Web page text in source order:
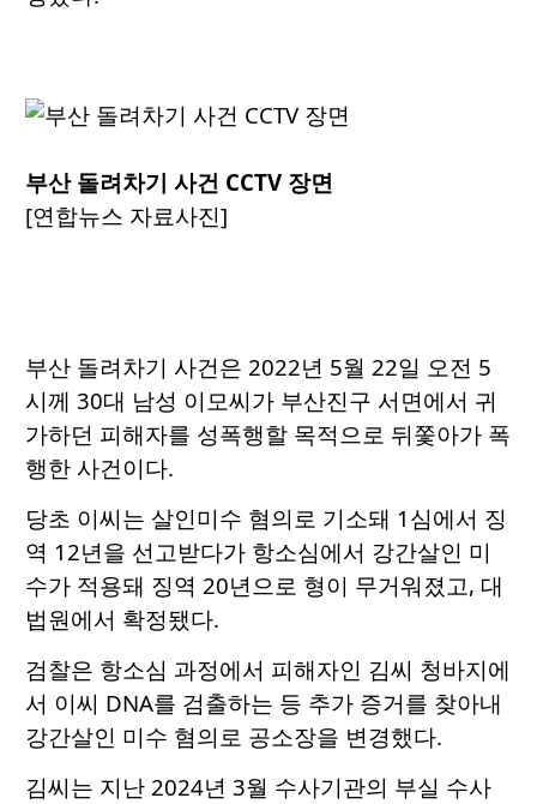
부산 돌려차기 사건 CCTV 장면
[연합뉴스 자료사진]
부산 돌려차기 사건은 2022년 5월 22일 오전 5
시께 30대 남성 이모씨가 부산진구 서면에서 귀
가하던 피해자를 성폭행할 목적으로 뒤쫓아가 폭
행한 사건이다.
당초 이씨는 살인미수 혐의로 기소돼 1심에서 징
역 12년을 선고받다가 항소심에서 강간살인 미
수가 적용돼 징역 20년으로 형이 무거워졌고, 대
법원에서 확정됐다.
검찰은 항소심 과정에서 피해자인 김씨 청바지에
서 이씨 DNA를 검출하는 등 추가 증거를 찾아내
강간살인 미수 혐의로 공소장을 변경했다.
김씨는 지난 2024년 3월 수사기관의 부실 수사